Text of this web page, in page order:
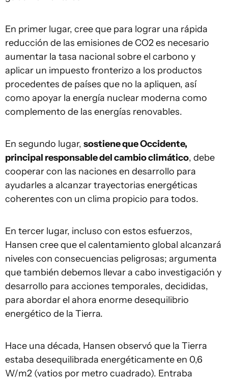
En primer lugar, cree que para lograr una rápida
reducción de las emisiones de CO2 es necesario
aumentar la tasa nacional sobre el carbono y
aplicar un impuesto fronterizo a los productos
procedentes de países que no la apliquen, así
como apoyar la energía nuclear moderna como
complemento de las energías renovables.
En segundo lugar, sostiene que Occidente,
principal responsable del cambio climático, debe
cooperar con las naciones en desarrollo para
ayudarles a alcanzar trayectorias energéticas
coherentes con un clima propicio para todos.
En tercer lugar, incluso con estos esfuerzos,
Hansen cree que el calentamiento global alcanzará
niveles con consecuencias peligrosas; argumenta
que también debemos llevar a cabo investigación y
desarrollo para acciones temporales, decididas,
para abordar el ahora enorme desequilibrio
energético de la Tierra.
Hace una década, Hansen observó que la Tierra
estaba desequilibrada energéticamente en 0,6
W/m2 (vatios por metro cuadrado). Entraba